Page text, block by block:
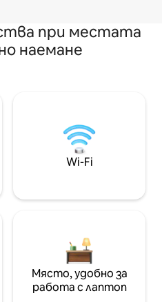
при местата
наемане
Wi-Fi
Място, удобно за
работа с лаптоп